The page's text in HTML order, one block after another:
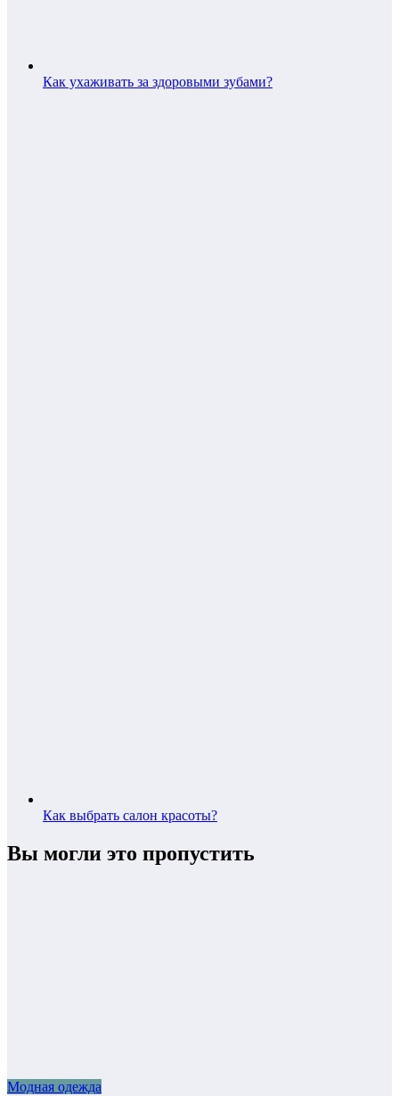
Как ухаживать за здоровыми зубами?
Как выбрать салон красоты?
Вы могли это пропустить
Модная одежда